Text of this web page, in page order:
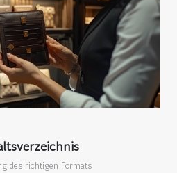
des richtigen Formats